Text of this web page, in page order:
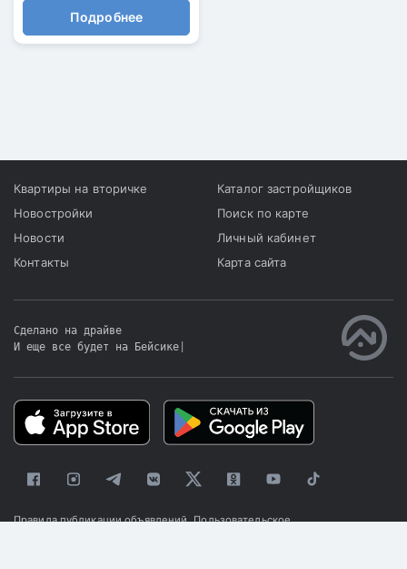
Подробнее
Квартиры на вторичке
Новостройки
Новости
Контакты
Каталог застройщиков
Поиск по карте
Личный кабинет
Карта сайта
Сделано на драйве
И еще все будет на Бейсике
Правила публикации объявлений Пользовательское